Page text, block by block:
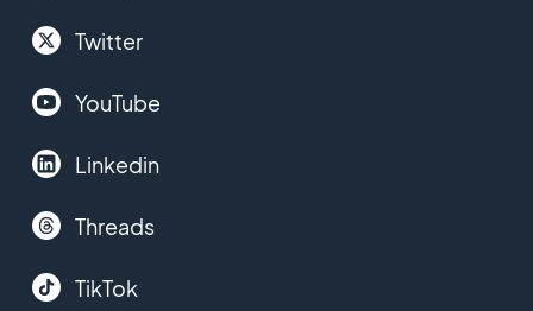
Twitter
YouTube
Linkedin
Threads
TikTok